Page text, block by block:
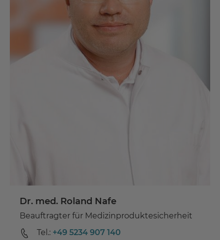
Dr. med. Roland Nafe
Beauftragter für Medizinproduktesicherheit
Tel.: +49 5234 907 140